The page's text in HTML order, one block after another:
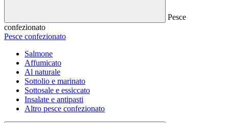
Pesce
confezionato
Pesce confezionato
Salmone
Affumicato
Al naturale
Sottolio e marinato
Sottosale e essiccato
Insalate e antipasti
Altro pesce confezionato